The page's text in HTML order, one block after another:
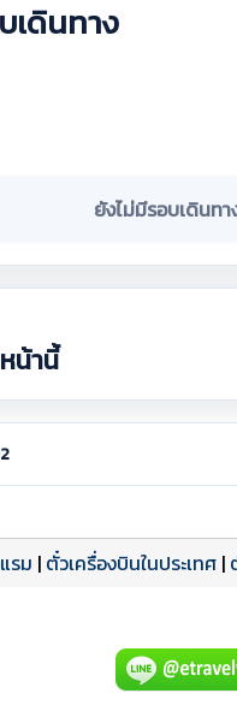
เดินทาง
ยังไม่มีรอบเดินท
น้านี้
รม | ตั๋วเครื่องบินในประเทศ |